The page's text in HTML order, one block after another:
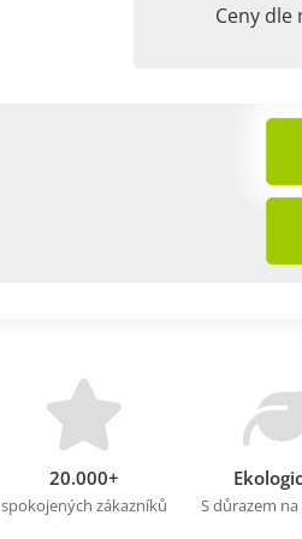
Ceny dle
20.000+
spokojených zákazníků S důrazem